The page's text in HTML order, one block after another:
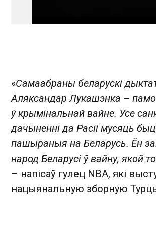
«Самаабраны беларускі
Аляксандар Лукашэнка –
ў крымінальнай вайне. Усе
дачыненні да Расіі мусяць
пашыраныя на Беларусь. Ён
народ Беларусі ў вайну, якой
– напісаў гулец NBA, які
нацыянальную зборную